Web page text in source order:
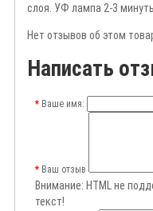
слоя. УФ лампа 2-3
Нет отзывов об этом
Написать
Ваше имя:
Ваш отзыв
Внимание: HTML не
текст!